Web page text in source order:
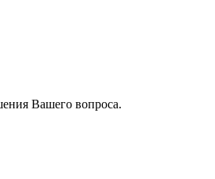
Вашего вопроса.